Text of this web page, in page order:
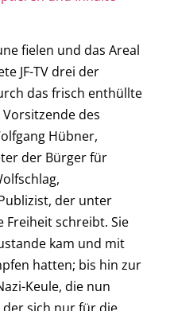
fielen und das Areal
JF-TV drei der
das frisch enthüllte
des
Hübner,
der Bürger für
der unter
Freiheit schreibt. Sie
kam und mit
hatten; bis hin zur
Keule, die nun